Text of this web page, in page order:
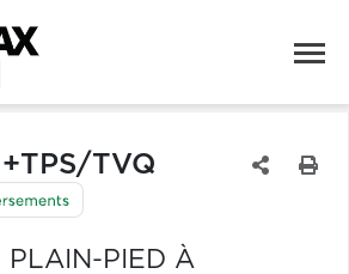
TVQ
PLAIN-PIED À